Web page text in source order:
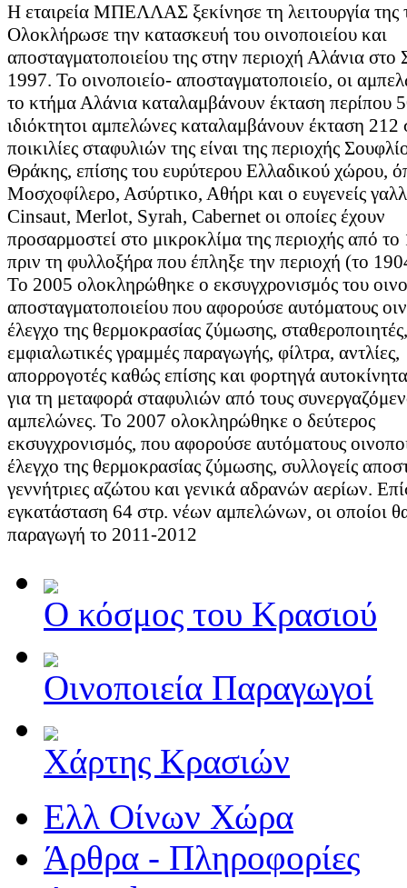
Η εταιρεία ΜΠΕΛΛΑΣ ξεκίνησε τη λειτουργία της
Ολοκλήρωσε την κατασκευή του οινοποιείου και
αποσταγματοποιείου της στην περιοχή Αλάνια στο
1997. Το οινοποιείο- αποσταγματοποιείο, οι
το κτήμα Αλάνια καταλαμβάνουν έκταση περίπου
ιδιόκτητοι αμπελώνες καταλαμβάνουν έκταση 212
ποικιλίες σταφυλιών της είναι της περιοχής
Θράκης, επίσης του ευρύτερου Ελλαδικού χώρου,
Μοσχοφίλερο, Ασύρτικο, Αθήρι και ο ευγενείς
Cinsaut, Merlot, Syrah, Cabernet οι οποίες έχουν
προσαρμοστεί στο μικροκλίμα της περιοχής από το
πριν τη φυλλοξήρα που έπληξε την περιοχή (το
Το 2005 ολοκληρώθηκε ο εκσυγχρονισμός του
αποσταγματοποιείου που αφορούσε αυτόματους
έλεγχο της θερμοκρασίας ζύμωσης, σταθεροποιητές,
εμφιαλωτικές γραμμές παραγωγής, φίλτρα, αντλίες,
απορρογοτές καθώς επίσης και φορτηγά
για τη μεταφορά σταφυλιών από τους
αμπελώνες. Το 2007 ολοκληρώθηκε ο δεύτερος
εκσυγχρονισμός, που αφορούσε αυτόματους
έλεγχο της θερμοκρασίας ζύμωσης, συλλογείς
γεννήτριες αζώτου και γενικά αδρανών αερίων.
εγκατάσταση 64 στρ. νέων αμπελώνων, οι οποίοι
παραγωγή το 2011-2012
Ο κόσμος του Κρασιού
Οινοποιεία Παραγωγοί
Χάρτης Κρασιών
Ελλ Οίνων Χώρα
Άρθρα - Πληροφορίες